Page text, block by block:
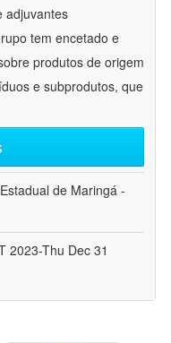
adjuvantes
tem encetado e
produtos de origem
e subprodutos, que
de Maringá -
2023-Thu Dec 31